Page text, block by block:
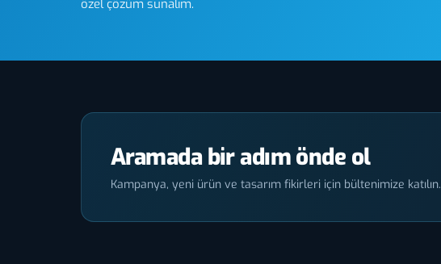
özel çözüm sunalım.
Aramada bir adım önde ol
Kampanya, yeni ürün ve tasarım fikirleri için bültenimize katılın.